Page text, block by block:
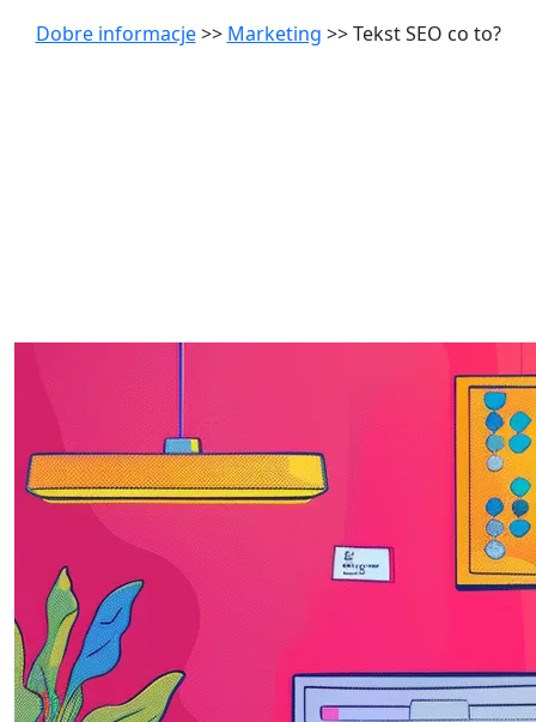
Dobre informacje>> Marketing >> Tekst SEO co to?